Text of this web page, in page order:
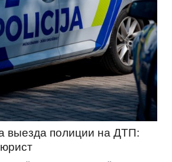
выезда полиции на ДТП: